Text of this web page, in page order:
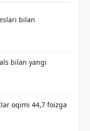
bilan
bilan yangi
oqimi 44,7 foizga